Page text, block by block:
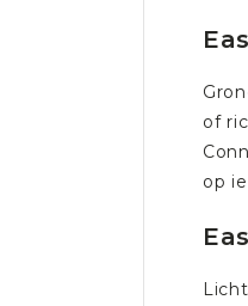
of
op